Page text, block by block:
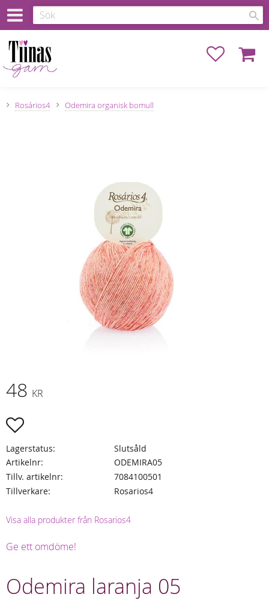
Favoriter
Rosários4 Odemira organisk bomull
48 KR
Lägg till i favoriter
Lagerstatus
Slutsåld
Artikelnr
ODEMIRA05
Tillv. artikelnr
7084100501
Tillverkare
Rosarios4
Visa alla produkter från Rosarios4
Ge ett omdöme!
Odemira laranja 05